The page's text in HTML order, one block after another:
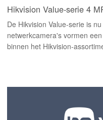
Hikvision Value-serie 4
De Hikvision Value-serie is
netwerkcamera's vormen
binnen het Hikvision-